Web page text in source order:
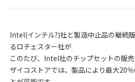
Intel(インテル?)社と製造中止品の継続
るロチェスター社が
このたび、Intel社のチップセットの販売
ザイコストアでは、製品により最大20